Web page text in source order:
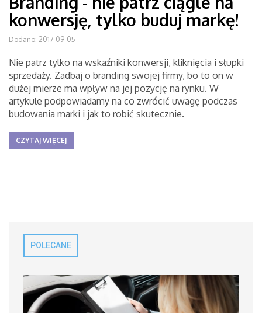
konwersję, tylko buduj markę!
Dodano: 2017-09-05
Nie patrz tylko na wskaźniki konwersji, kliknięcia i słupki
sprzedaży. Zadbaj o branding swojej firmy, bo to on w
dużej mierze ma wpływ na jej pozycję na rynku. W
artykule podpowiadamy na co zwrócić uwagę podczas
budowania marki i jak to robić skutecznie.
CZYTAJ WIĘCEJ
POLECANE